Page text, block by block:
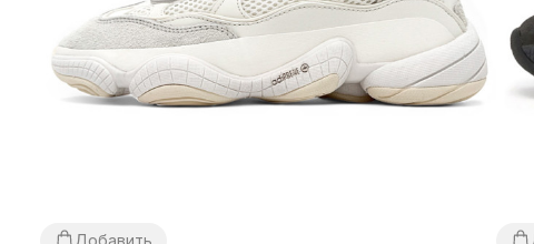
Добавить